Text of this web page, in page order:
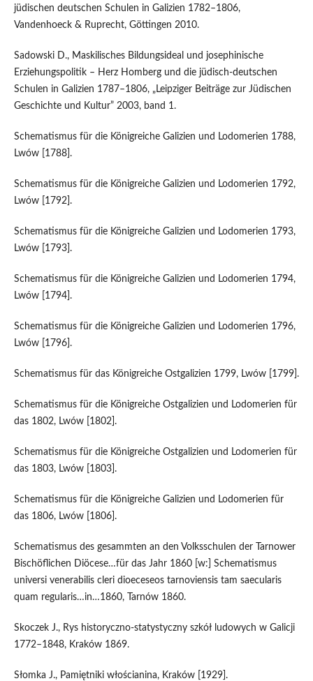
jüdischen deutschen Schulen in Galizien 1782–1806,
Vandenhoeck & Ruprecht, Göttingen 2010.
Sadowski D., Maskilisches Bildungsideal und josephinische
Erziehungspolitik – Herz Homberg und die jüdisch-deutschen
Schulen in Galizien 1787–1806, „Leipziger Beiträge zur Jüdischen
Geschichte und Kultur” 2003, band 1.
Schematismus für die Königreiche Galizien und Lodomerien 1788,
Lwów [1788].
Schematismus für die Königreiche Galizien und Lodomerien 1792,
Lwów [1792].
Schematismus für die Königreiche Galizien und Lodomerien 1793,
Lwów [1793].
Schematismus für die Königreiche Galizien und Lodomerien 1794,
Lwów [1794].
Schematismus für die Königreiche Galizien und Lodomerien 1796,
Lwów [1796].
Schematismus für das Königreiche Ostgalizien 1799, Lwów [1799].
Schematismus für die Königreiche Ostgalizien und Lodomerien für
das 1802, Lwów [1802].
Schematismus für die Königreiche Ostgalizien und Lodomerien für
das 1803, Lwów [1803].
Schematismus für die Königreiche Galizien und Lodomerien für
das 1806, Lwów [1806].
Schematismus des gesammten an den Volksschulen der Tarnower
Bischöflichen Diöcese…für das Jahr 1860 [w:] Schematismus
universi venerabilis cleri dioeceseos tarnoviensis tam saecularis
quam regularis…in…1860, Tarnów 1860.
Skoczek J., Rys historyczno-statystyczny szkół ludowych w Galicji
1772–1848, Kraków 1869.
Słomka J., Pamiętniki włościanina, Kraków [1929].